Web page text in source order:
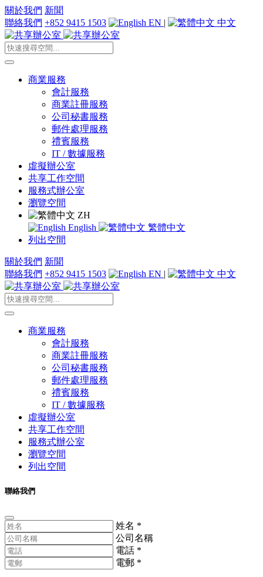
關於我們 新聞
聯絡我們 +852 9415 1503 EN | 中文
商業服務
會計服務
商業註冊服務
公司秘書服務
郵件處理服務
禮賓服務
IT / 數據服務
虛擬辦公室
共享工作空間
服務式辦公室
瀏覽空間
ZH
English
繁體中文
列出空間
關於我們 新聞
聯絡我們 +852 9415 1503 EN | 中文
商業服務
會計服務
商業註冊服務
公司秘書服務
郵件處理服務
禮賓服務
IT / 數據服務
虛擬辦公室
共享工作空間
服務式辦公室
瀏覽空間
列出空間
聯絡我們
姓名 *
公司名稱
電話 *
電郵 *